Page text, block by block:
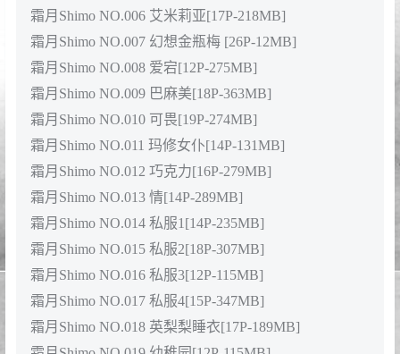
好的点缀博主的身材，当然最近更新的伊丽莎白兔女郎也
十分的夺人眼球，这套服饰尤其能把博主的身材曲线承托
出来，保证男生们看了会哈着嘴巴直流口水。本文后续也
会持续分享她COS作品，喜欢她的可以关注收藏本文哦！
资源目录
霜月Shimo
NO.001 Bright Love[50P-2GB]
霜月Shimo NO.002 Summer[95P-119M]
霜月Shimo NO.003 贞德[13P-292MB]
霜月Shimo NO.004 女仆裙[14P-158MB]
霜月Shimo NO.005 万圣[19P-286MB]
霜月Shimo NO.006 艾米莉亚[17P-218MB]